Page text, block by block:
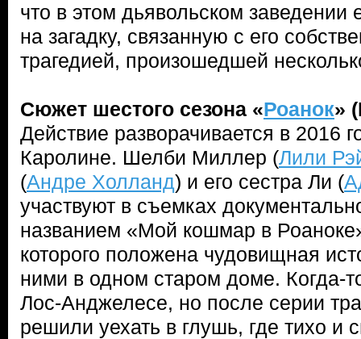
что в этом дьявольском заведении
на загадку, связанную с его
трагедией, произошедшей
Сюжет шестого сезона «Роанок»
Действие разворачивается в 2016
Каролине. Шелби Миллер (Лили
(Андре Холланд) и его сестра Ли (
участвуют в съемках
названием «Мой кошмар в
которого положена чудовищная
ними в одном старом доме. Когда-
Лос-Анджелесе, но после серии
решили уехать в глушь, где тихо и